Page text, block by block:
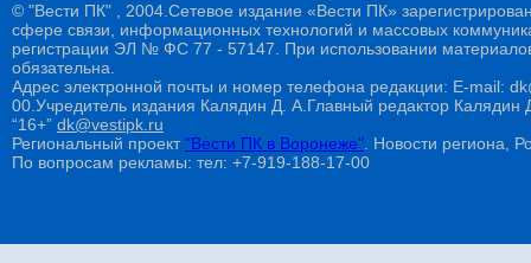
© "Вести ПК" , 2004.Сетевое издание «Вести ПК»
сфере связи, информационных технологий и массовых
регистрации ЭЛ № ФС 77 - 57147. При использовании
обязательна.
Адрес электронной почты и номер телефона редакции: E-mail:
00.Учредитель издания Калядин Д. А.Главный редактор
“16+” dk@vestipk.ru
Региональный проект"Вести ПК в Воронеже" . Новости региона,
По вопросам рекламы: тел: +7-919-188-17-00